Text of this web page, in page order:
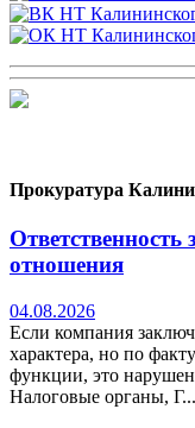
Прокуратура
отношения
04.08.2026
Если компания
характера, но по
функции, это
Налоговые органы, Г...